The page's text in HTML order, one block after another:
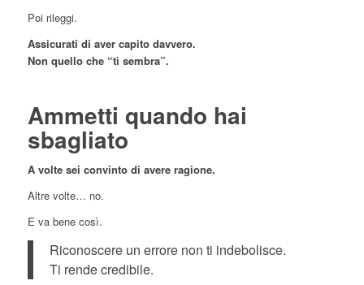
Poi rileggi.
Assicurati di aver capito davvero.
Non quello che “ti sembra”.
Ammetti quando hai
sbagliato
A volte sei convinto di avere ragione.
Altre volte… no.
E va bene così.
Riconoscere un errore non ti indebolisce.
Ti rende credibile.